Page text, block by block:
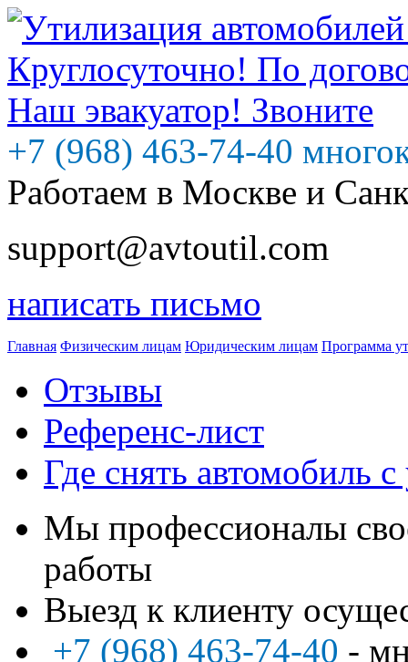
+7 (968) 463-74-40
Работаем в Москве и
support@avtoutil.com
написать письмо
Главная Физическим лицам Юридическим лицам Программа
Отзывы
Референс-лист
Где снять автомобиль с
Мы профессионалы
работы
Выезд к клиенту
+7 (968) 463-74-40 -